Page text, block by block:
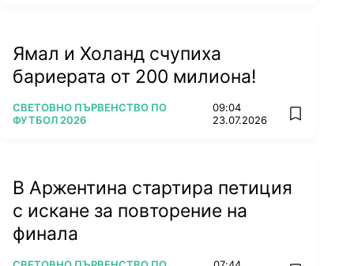
Ямал и Холанд счупиха
бариерата от 200 милиона!
ПОВЕЧЕ ОТ
СВЕТОВНО ПЪРВЕНСТВО ПО
ФУТБОЛ 2026
09:04
23.07.2026
add
В Аржентина стартира петиция
с искане за повторение на
финала